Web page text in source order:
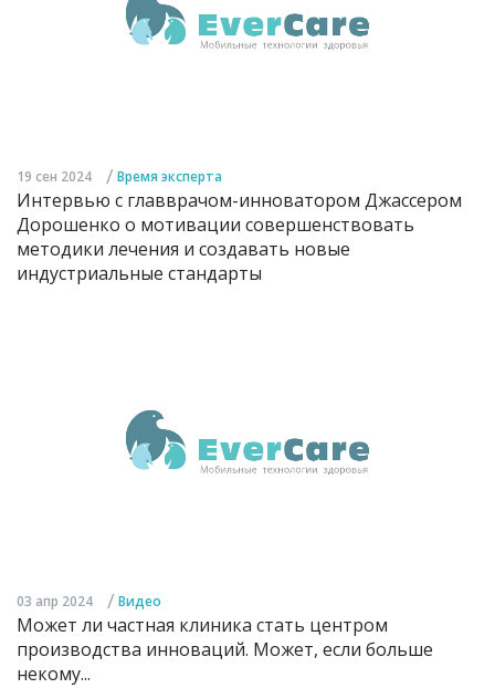
19 сен 2024 / Время эксперта
Интервью с главврачом-инноватором Джассером
Дорошенко о мотивации совершенствовать
методики лечения и создавать новые
индустриальные стандарты
03 апр 2024 / Видео
Может ли частная клиника стать центром
производства инноваций. Может, если больше
некому...